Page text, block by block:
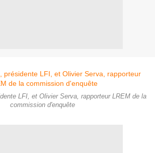
LFI, et Olivier Serva, rapporteur LREM de la
commission d'enquête